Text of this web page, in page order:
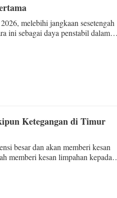
melebihi jangkaan sesetengah
ini sebagai daya penstabil dalam
Ketegangan di Timur
besar dan akan memberi kesan
memberi kesan limpahan kepada